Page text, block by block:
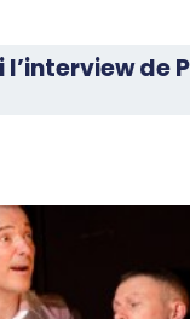
l’interview de